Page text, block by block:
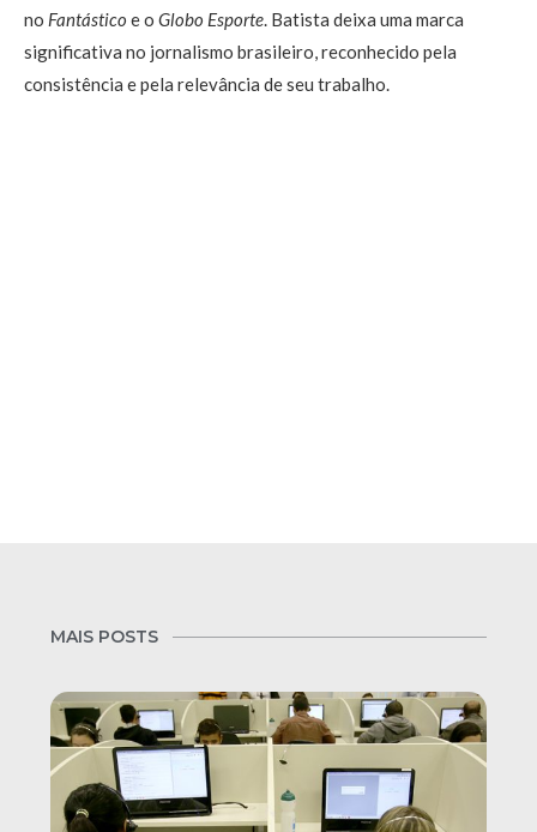
no Fantástico e o Globo Esporte. Batista deixa uma marca
significativa no jornalismo brasileiro, reconhecido pela
consistência e pela relevância de seu trabalho.
MAIS POSTS